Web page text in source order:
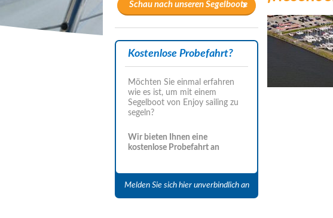
Schau nach unseren Segelboote
Kostenlose Probefahrt?
Möchten Sie einmal erfahren
wie es ist, um mit einem
Segelboot von Enjoy sailing zu
segeln?
Wir bieten Ihnen eine
kostenlose Probefahrt an
Melden Sie sich hier unverbindlich an